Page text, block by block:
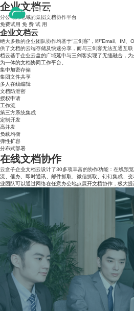
企业文档云
分公司跨地域的集团文档协作平台
免费试用 免 费 试 用
企业文档云
绝大多数的企业团队协作均基于“三剑客”，即“Email、IM
供了文档的云端存储及快速分享，而与三剑客无法互通互
档云基于企业云盘的广域延申与三剑客实现了无缝融合，
为一体的文档协同工作平台。
集中加密存储
集团文件共享
多人在线编辑
文档防泄密
授权申请
工作流
第三方系统集成
定制开发
高并发
负载均衡
弹性扩容
分布式部署
在线文档协作
云盒子企业文档云设计了30多项丰富的协作功能：在线预
流、催办、即时通讯、邮件抓取、微信抓取、钉钉集成、
业团队可以通过网络在任意办公地点展开文档协作，极大提